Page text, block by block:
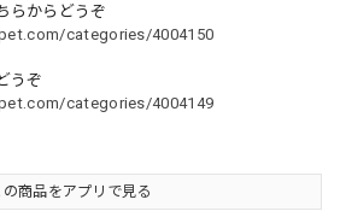
らからどうぞ
categories/4004150
うぞ
categories/4004149
の商品をアプリで見る